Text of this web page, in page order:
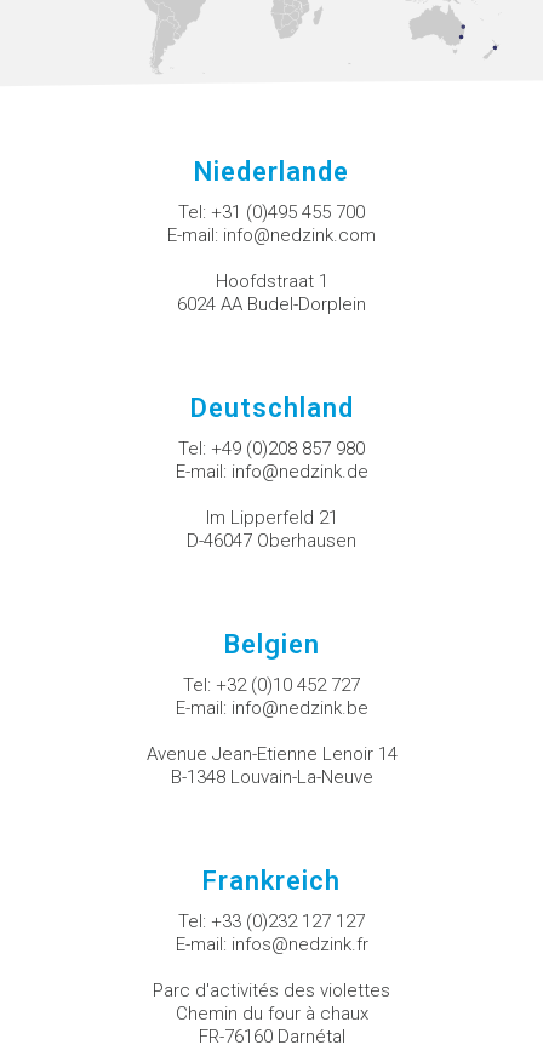
Niederlande
Tel: +31 (0)495 455 700
E-mail: info@nedzink.com
Hoofdstraat 1
6024 AA Budel-Dorplein
Deutschland
Tel: +49 (0)208 857 980
E-mail: info@nedzink.de
Im Lipperfeld 21
D-46047 Oberhausen
Belgien
Tel: +32 (0)10 452 727
E-mail: info@nedzink.be
Avenue Jean-Etienne Lenoir 14
B-1348 Louvain-La-Neuve
Frankreich
Tel: +33 (0)232 127 127
E-mail: infos@nedzink.fr
Parc d'activités des violettes
Chemin du four à chaux
FR-76160 Darnétal